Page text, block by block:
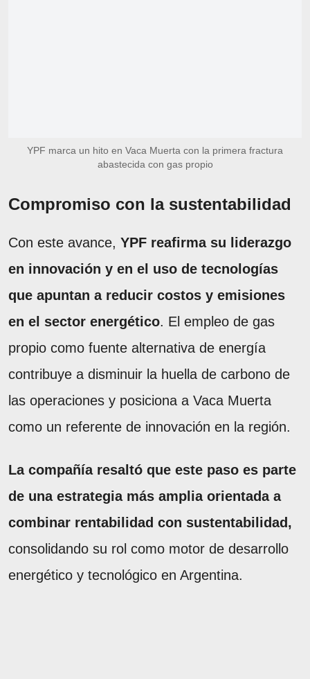
YPF marca un hito en Vaca Muerta con la primera fractura
abastecida con gas propio
Compromiso con la sustentabilidad
Con este avance, YPF reafirma su liderazgo
en innovación y en el uso de tecnologías
que apuntan a reducir costos y emisiones
en el sector energético. El empleo de gas
propio como fuente alternativa de energía
contribuye a disminuir la huella de carbono de
las operaciones y posiciona a Vaca Muerta
como un referente de innovación en la región.
La compañía resaltó que este paso es parte
de una estrategia más amplia orientada a
combinar rentabilidad con sustentabilidad,
consolidando su rol como motor de desarrollo
energético y tecnológico en Argentina.